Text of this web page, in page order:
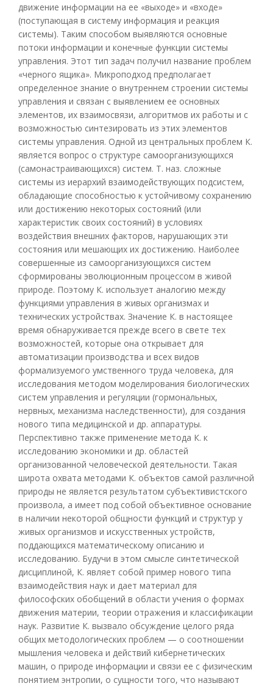
движение информации на ее «выходе» и «входе»
(поступающая в систему информация и реакция
системы). Таким способом выявляются основные
потоки информации и конечные функции системы
управления. Этот тип задач получил название проблем
«черного ящика». Микроподход предполагает
определенное знание о внутреннем строении системы
управления и связан с выявлением ее основных
элементов, их взаимосвязи, алгоритмов их работы и с
возможностью синтезировать из этих элементов
системы управления. Одной из центральных проблем К.
является вопрос о структуре самоорганизующихся
(самонастраивающихся) систем. Т. наз. сложные
системы из иерархий взаимодействующих подсистем,
обладающие способностью к устойчивому сохранению
или достижению некоторых состояний (или
характеристик своих состояний) в условиях
воздействия внешних факторов, нарушающих эти
состояния или мешающих их достижению. Наиболее
совершенные из самоорганизующихся систем
сформированы эволюционным процессом в живой
природе. Поэтому К. использует аналогию между
функциями управления в живых организмах и
технических устройствах. Значение К. в настоящее
время обнаруживается прежде всего в свете тех
возможностей, которые она открывает для
автоматизации производства и всех видов
формализуемого умственного труда человека, для
исследования методом моделирования биологических
систем управления и регуляции (гормональных,
нервных, механизма наследственности), для создания
нового типа медицинской и др. аппаратуры.
Перспективно также применение метода К. к
исследованию экономики и др. областей
организованной человеческой деятельности. Такая
широта охвата методами К. объектов самой различной
природы не является результатом субъективистского
произвола, а имеет под собой объективное основание
в наличии некоторой общности функций и структур у
живых организмов и искусственных устройств,
поддающихся математическому описанию и
исследованию. Будучи в этом смысле синтетической
дисциплиной, К. являет собой пример нового типа
взаимодействия наук и дает материал для
философских обобщений в области учения о формах
движения материи, теории отражения и классификации
наук. Развитие К. вызвало обсуждение целого ряда
общих методологических проблем — о соотношении
мышления человека и действий кибернетических
машин, о природе информации и связи ее с физическим
понятием энтропии, о сущности того, что называют